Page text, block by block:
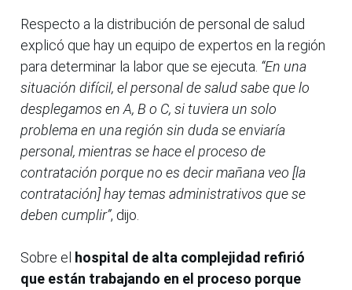
Respecto a la distribución de personal de salud
explicó que hay un equipo de expertos en la región
para determinar la labor que se ejecuta. “En una
situación difícil, el personal de salud sabe que lo
desplegamos en A, B o C, si tuviera un solo
problema en una región sin duda se enviaría
personal, mientras se hace el proceso de
contratación porque no es decir mañana veo [la
contratación] hay temas administrativos que se
deben cumplir”, dijo.
Sobre el hospital de alta complejidad refirió
que están trabajando en el proceso porque